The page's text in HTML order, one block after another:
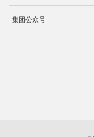
集团公众号